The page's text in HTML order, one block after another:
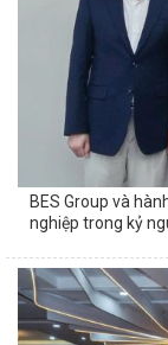
BES Group và
nghiệp trong kỷ